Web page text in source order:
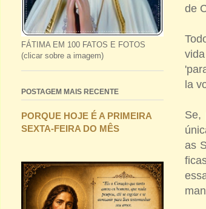
de
la
Se,
as
FÁTIMA EM 100 FATOS E FOTOS
(clicar sobre a imagem)
POSTAGEM MAIS RECENTE
PORQUE HOJE É A PRIMEIRA
SEXTA-FEIRA DO MÊS